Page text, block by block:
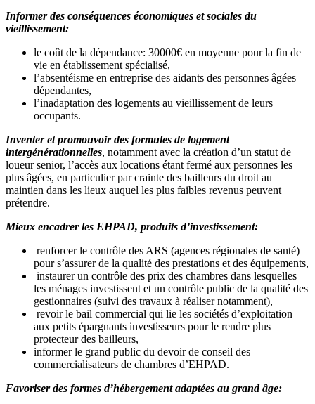
Informer des conséquences économiques et sociales du
vieillissement:
le coût de la dépendance: 30000€ en moyenne pour la fin de
vie en établissement spécialisé,
l’absentéisme en entreprise des aidants des personnes âgées
dépendantes,
l’inadaptation des logements au vieillissement de leurs
occupants.
Inventer et promouvoir des formules de logement
intergénérationnelles, notamment avec la création d’un statut de
loueur senior, l’accès aux locations étant fermé aux personnes les
plus âgées, en particulier par crainte des bailleurs du droit au
maintien dans les lieux auquel les plus faibles revenus peuvent
prétendre.
Mieux encadrer les EHPAD, produits d’investissement:
renforcer le contrôle des ARS (agences régionales de santé)
pour s’assurer de la qualité des prestations et des équipements,
instaurer un contrôle des prix des chambres dans lesquelles
les ménages investissent et un contrôle public de la qualité des
gestionnaires (suivi des travaux à réaliser notamment),
revoir le bail commercial qui lie les sociétés d’exploitation
aux petits épargnants investisseurs pour le rendre plus
protecteur des bailleurs,
informer le grand public du devoir de conseil des
commercialisateurs de chambres d’EHPAD.
Favoriser des formes d’hébergement adaptées au grand âge: